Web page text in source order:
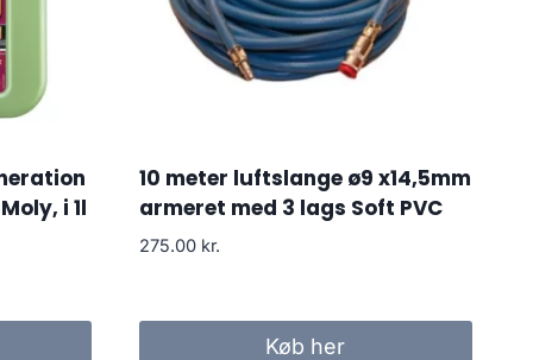
i 1l
10 meter luftslange ø9 x14,5mm
armeret med 3 lags Soft PVC
275.00 kr.
Køb her